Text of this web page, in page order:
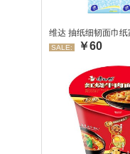
维达 抽纸细韧面巾
SALE: ￥60